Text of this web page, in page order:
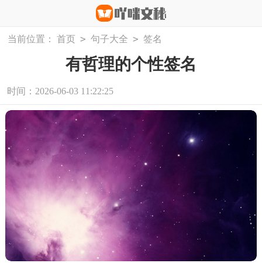
当前位置： 首页 > 句子大全 > 签名
有哲理的个性签名
时间：2026-06-03 11:22:25